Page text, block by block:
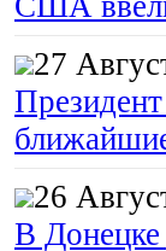
27
26
В Донецке